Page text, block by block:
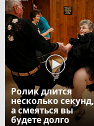
Ролик длится
несколько секунд,
а смеяться вы
будете долго